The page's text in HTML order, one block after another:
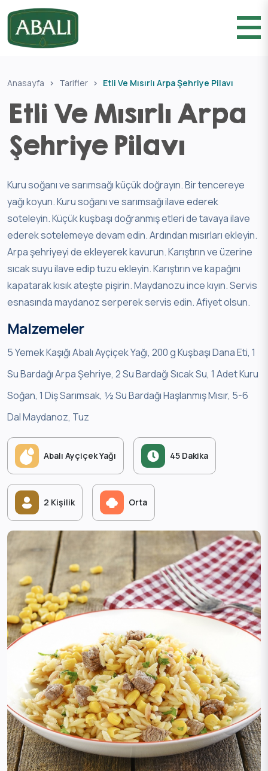
Anasayfa Tarifler Etli Ve Mısırlı Arpa Şehriye Pilavı
Etli Ve Mısırlı Arpa
Şehriye Pilavı
Kuru soğanı ve sarımsağı küçük doğrayın. Bir tencereye
yağı koyun. Kuru soğanı ve sarımsağı ilave ederek
soteleyin. Küçük kuşbaşı doğranmış etleri de tavaya ilave
ederek sotelemeye devam edin. Ardından mısırları ekleyin.
Arpa şehriyeyi de ekleyerek kavurun. Karıştırın ve üzerine
sıcak suyu ilave edip tuzu ekleyin. Karıştırın ve kapağını
kapatarak kısık ateşte pişirin. Maydanozu ince kıyın. Servis
esnasında maydanoz serperek servis edin. Afiyet olsun.
Malzemeler
5 Yemek Kaşığı Abalı Ayçiçek Yağı, 200 g Kuşbaşı Dana Eti, 1
Su Bardağı Arpa Şehriye, 2 Su Bardağı Sıcak Su, 1 Adet Kuru
Soğan, 1 Diş Sarımsak, ½ Su Bardağı Haşlanmış Mısır, 5-6
Dal Maydanoz, Tuz
Abalı Ayçiçek Yağı 45 Dakika
2 Kişilik Orta